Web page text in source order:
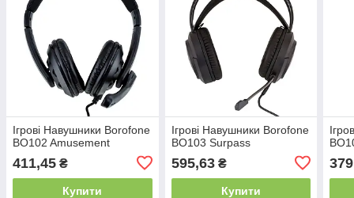
Ігрові Навушники Borofone
BO102 Amusement
411,45 ₴
Купити
Ігрові Навушники Borofone
BO103 Surpass
595,63₴
Купити